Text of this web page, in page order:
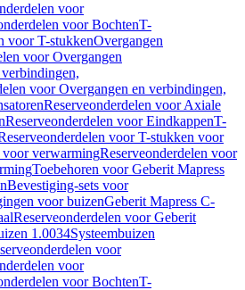
voor
voor BochtenT-
voor T-stukkenOvergangen
voor Overgangen
voor Overgangen en verbindingen,
Reserveonderdelen voor Axiale
Reserveonderdelen voor EindkappenT-
voor T-stukken voor
verwarmingReserveonderdelen voor
Toebehoren voor Geberit Mapress
Bevestiging-sets voor
voor buizenGeberit Mapress C-
Reserveonderdelen voor Geberit
1.0034Systeembuizen
voor
voor
voor BochtenT-